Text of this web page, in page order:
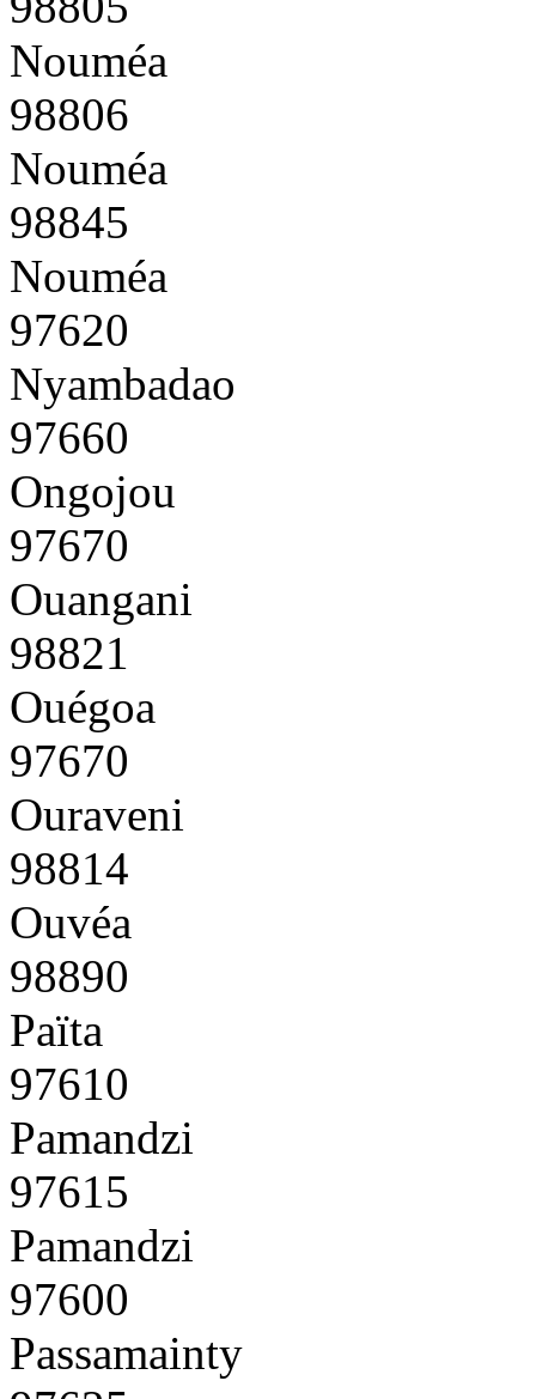
Nouméa
98806
Nouméa
98845
Nouméa
97620
Nyambadao
97660
Ongojou
97670
Ouangani
98821
Ouégoa
97670
Ouraveni
98814
Ouvéa
98890
Païta
97610
Pamandzi
97615
Pamandzi
97600
Passamainty